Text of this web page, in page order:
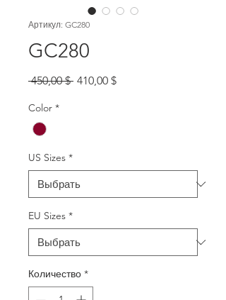
Артикул: GC280
GC280
450,00 $ Обычная
410,00 $Спеццена
Color *
US Sizes *
EU Sizes *
Количество *